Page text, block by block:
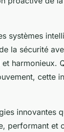
systèmes
la sécurité
harmonieux.
cette
innovantes
performant et